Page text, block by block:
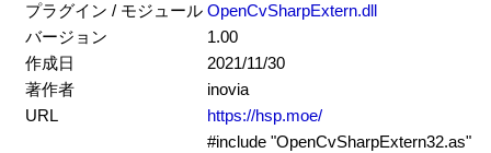
プラグイン / モジュール OpenCvSharpExtern.dll
バージョン
1.00
作成日
2021/11/30
著作者
inovia
URL
https://hsp.moe/
#include "OpenCvSharpExtern32.as"